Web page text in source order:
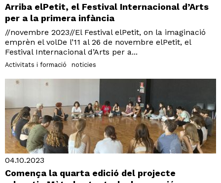
Arriba elPetit, el Festival Internacional d’Arts
per a la primera infància
//novembre 2023//El Festival elPetit, on la imaginació
emprèn el volDe l’11 al 26 de novembre elPetit, el
Festival Internacional d’Arts per a...
Activitats i formació noticies
04.10.2023
Comença la quarta edició del projecte